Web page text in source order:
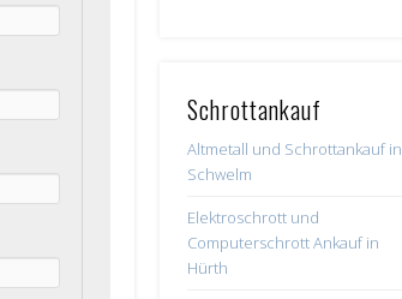
Schrottankauf
Altmetall und Schrottankauf in
Schwelm
Elektroschrott und
Computerschrott Ankauf in
Hürth